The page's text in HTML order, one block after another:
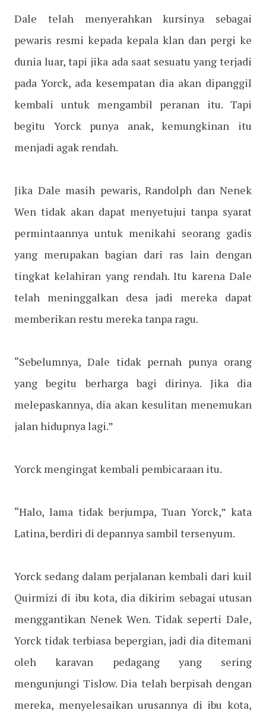
Dale telah menyerahkan kursinya sebagai
pewaris resmi kepada kepala klan dan pergi ke
dunia luar, tapi jika ada saat sesuatu yang terjadi
pada Yorck, ada kesempatan dia akan dipanggil
kembali untuk mengambil peranan itu. Tapi
begitu Yorck punya anak, kemungkinan itu
menjadi agak rendah.
Jika Dale masih pewaris, Randolph dan Nenek
Wen tidak akan dapat menyetujui tanpa syarat
permintaannya untuk menikahi seorang gadis
yang merupakan bagian dari ras lain dengan
tingkat kelahiran yang rendah. Itu karena Dale
telah meninggalkan desa jadi mereka dapat
memberikan restu mereka tanpa ragu.
“Sebelumnya, Dale tidak pernah punya orang
yang begitu berharga bagi dirinya. Jika dia
melepaskannya, dia akan kesulitan menemukan
jalan hidupnya lagi.”
Yorck mengingat kembali pembicaraan itu.
“Halo, lama tidak berjumpa, Tuan Yorck,” kata
Latina, berdiri di depannya sambil tersenyum.
Yorck sedang dalam perjalanan kembali dari kuil
Quirmizi di ibu kota, dia dikirim sebagai utusan
menggantikan Nenek Wen. Tidak seperti Dale,
Yorck tidak terbiasa bepergian, jadi dia ditemani
oleh karavan pedagang yang sering
mengunjungi Tislow. Dia telah berpisah dengan
mereka, menyelesaikan urusannya di ibu kota,